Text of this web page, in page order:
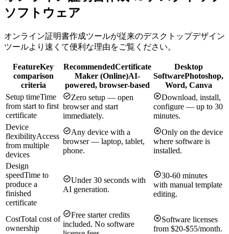
ソフトウェア
オンライン証明書作成ツールが従来のデスクトップデザイン
ツールより速くて便利な理由をご覧ください。
FeatureKey
comparison
criteria
RecommendedCertificate
Maker (Online)AI-
powered, browser-based
Desktop
SoftwarePhotoshop,
Word, Canva
Setup timeTime
from start to first
certificate
Zero setup — open
browser and start
immediately.
Download, install,
configure — up to 30
minutes.
Device
flexibilityAccess
from multiple
devices
Any device with a
browser — laptop, tablet,
phone.
Only on the device
where software is
installed.
Design
speedTime to
produce a
finished
certificate
Under 30 seconds with
AI generation.
30-60 minutes
with manual template
editing.
CostTotal cost of
ownership
Free starter credits
included. No software
Software licenses
from $20-$55/month.